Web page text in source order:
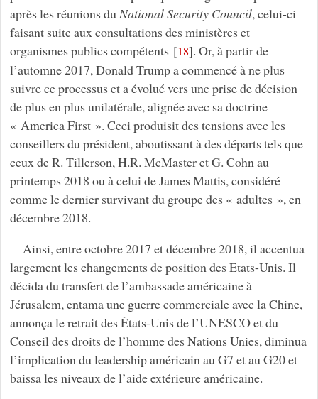
après les réunions du National Security Council, celui-ci
faisant suite aux consultations des ministères et
organismes publics compétents [18]. Or, à partir de
l’automne 2017, Donald Trump a commencé à ne plus
suivre ce processus et a évolué vers une prise de décision
de plus en plus unilatérale, alignée avec sa doctrine
« America First ». Ceci produisit des tensions avec les
conseillers du président, aboutissant à des départs tels que
ceux de R. Tillerson, H.R. McMaster et G. Cohn au
printemps 2018 ou à celui de James Mattis, considéré
comme le dernier survivant du groupe des « adultes », en
décembre 2018.
Ainsi, entre octobre 2017 et décembre 2018, il accentua
largement les changements de position des Etats-Unis. Il
décida du transfert de l’ambassade américaine à
Jérusalem, entama une guerre commerciale avec la Chine,
annonça le retrait des États-Unis de l’UNESCO et du
Conseil des droits de l’homme des Nations Unies, diminua
l’implication du leadership américain au G7 et au G20 et
baissa les niveaux de l’aide extérieure américaine.